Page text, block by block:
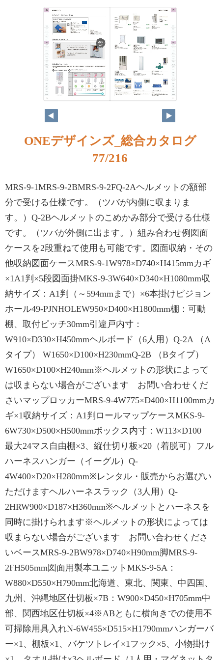
ONEデザインズ_総合カタログ
77/216
MRS-9-1MRS-9-2BMRS-9-2FQ-2Aヘルメットの額部
分で受ける仕様です。（ツバが内側に収まりま
す。）Q-2Bヘルメットのこめかみ部分で受ける仕様
です。（ツバが外側に出ます。）組み合わせ例図面
ケースを2段重ねて使用も可能です。図面収納・その
他収納図面ケースMRS-9-1W978×D740×H415mmカギ
×1A1判×5段図面掛MKS-9-3W640×D340×H1080mm収
納サイズ：A1判（～594mmまで）×6本掛けピジョン
ホール49-PJNHOLEW950×D400×H1800mm棚：可動
棚、取付ピッチ30mm引違戸内寸：
W910×D330×H450mmヘルボード（6人用）Q-2A （A
タイプ） W1650×D100×H230mmQ-2B （Bタイプ）
W1650×D100×H240mm※ヘルメットの形状によって
は収まらない場合がございます お問い合わせくだ
さいマップロッカーMRS-9-4W775×D400×H1100mmカ
ギ×1収納サイズ：A1判ロールマップケースMKS-9-
6W730×D500×H500mmボックス内寸：W113×D100
最大24マス自由棚×3、縦仕切り板×20（着脱可）フル
ハーネスハンガー（イーグル）Q-
4W400×D20×H280mm※レンタル・販売からお選びい
ただけますヘルハーネスラック（3人用）Q-
2HRW900×D187×H360mm※ヘルメットとハーネスを
同時に掛けられます※ヘルメットの形状によっては
収まらない場合がございます お問い合わせくださ
いベースMRS-9-2BW978×D740×H90mm脚MRS-9-
2FH505mm図面用製本ユニットMKS-9-5A：
W880×D550×H790mm北海道、東北、関東、中四国、
九州、沖縄地区仕切板×7B：W900×D450×H705mm中
部、関西地区仕切板×4※ABともに横向きでの使用不
可掃除用具入れN-6W455×D515×H1790mmハンガーバ
ー×1、棚板×1、バケツトレイ×1フック×5、小物掛け